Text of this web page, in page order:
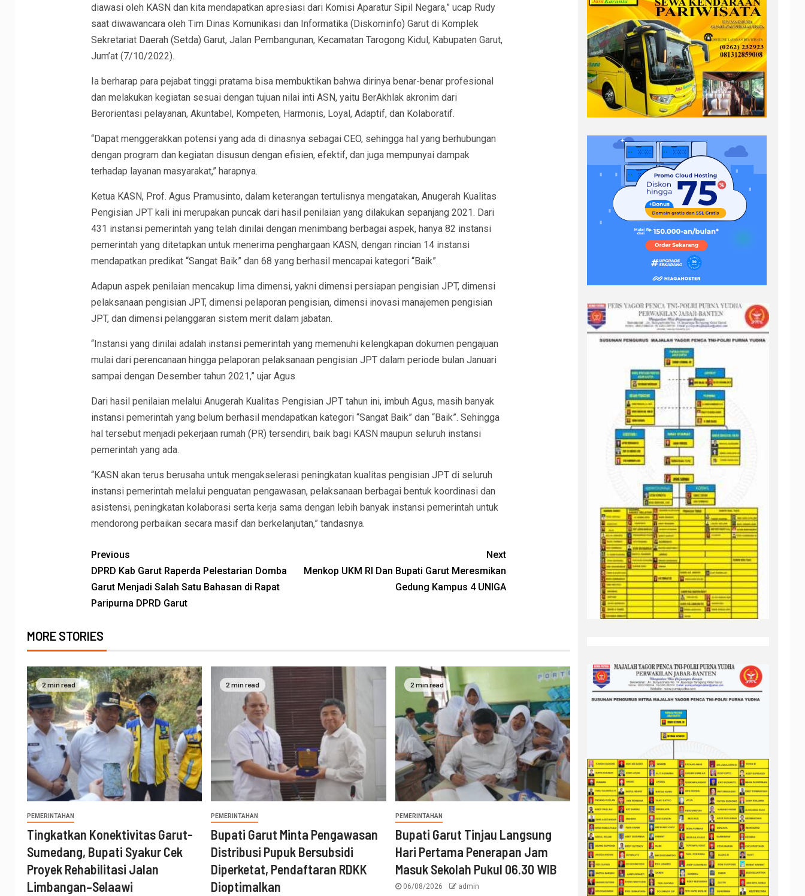
diawasi oleh KASN dan kita mendapatkan apresiasi dari Komisi Aparatur Sipil Negara,” ucap Rudy
saat diwawancara oleh Tim Dinas Komunikasi dan Informatika (Diskominfo) Garut di Komplek
Sekretariat Daerah (Setda) Garut, Jalan Pembangunan, Kecamatan Tarogong Kidul, Kabupaten Garut,
Jum’at (7/10/2022).
Ia berharap para pejabat tinggi pratama bisa membuktikan bahwa dirinya benar-benar profesional
dan melakukan kegiatan sesuai dengan tujuan nilai inti ASN, yaitu BerAkhlak akronim dari
Berorientasi pelayanan, Akuntabel, Kompeten, Harmonis, Loyal, Adaptif, dan Kolaboratif.
“Dapat menggerakkan potensi yang ada di dinasnya sebagai CEO, sehingga hal yang berhubungan
dengan program dan kegiatan disusun dengan efisien, efektif, dan juga mempunyai dampak
terhadap layanan masyarakat,” harapnya.
Ketua KASN, Prof. Agus Pramusinto, dalam keterangan tertulisnya mengatakan, Anugerah Kualitas
Pengisian JPT kali ini merupakan puncak dari hasil penilaian yang dilakukan sepanjang 2021. Dari
431 instansi pemerintah yang telah dinilai dengan menimbang berbagai aspek, hanya 82 instansi
pemerintah yang ditetapkan untuk menerima penghargaan KASN, dengan rincian 14 instansi
mendapatkan predikat “Sangat Baik” dan 68 yang berhasil mencapai kategori “Baik”.
Adapun aspek penilaian mencakup lima dimensi, yakni dimensi persiapan pengisian JPT, dimensi
pelaksanaan pengisian JPT, dimensi pelaporan pengisian, dimensi inovasi manajemen pengisian
JPT, dan dimensi pelanggaran sistem merit dalam jabatan.
“Instansi yang dinilai adalah instansi pemerintah yang memenuhi kelengkapan dokumen pengajuan
mulai dari perencanaan hingga pelaporan pelaksanaan pengisian JPT dalam periode bulan Januari
sampai dengan Desember tahun 2021,” ujar Agus
Dari hasil penilaian melalui Anugerah Kualitas Pengisian JPT tahun ini, imbuh Agus, masih banyak
instansi pemerintah yang belum berhasil mendapatkan kategori “Sangat Baik” dan “Baik”. Sehingga
hal tersebut menjadi pekerjaan rumah (PR) tersendiri, baik bagi KASN maupun seluruh instansi
pemerintah yang ada.
“KASN akan terus berusaha untuk mengakselerasi peningkatan kualitas pengisian JPT di seluruh
instansi pemerintah melalui penguatan pengawasan, pelaksanaan berbagai bentuk koordinasi dan
asistensi, peningkatan kolaborasi serta kerja sama dengan lebih banyak instansi pemerintah untuk
mendorong perbaikan secara masif dan berkelanjutan,” tandasnya.
Previous
DPRD Kab Garut Raperda Pelestarian Domba
Garut Menjadi Salah Satu Bahasan di Rapat
Paripurna DPRD Garut
Next
Menkop UKM RI Dan Bupati Garut Meresmikan
Gedung Kampus 4 UNIGA
MORE STORIES
2 min read
PEMERINTAHAN
Tingkatkan Konektivitas Garut-
Sumedang, Bupati Syakur Cek
Proyek Rehabilitasi Jalan
Limbangan–Selaawi
2 min read
PEMERINTAHAN
Bupati Garut Minta Pengawasan
Distribusi Pupuk Bersubsidi
Diperketat, Pendaftaran RDKK
Dioptimalkan
2 min read
PEMERINTAHAN
Bupati Garut Tinjau Langsung
Hari Pertama Penerapan Jam
Masuk Sekolah Pukul 06.30 WIB
06/08/2026 admin